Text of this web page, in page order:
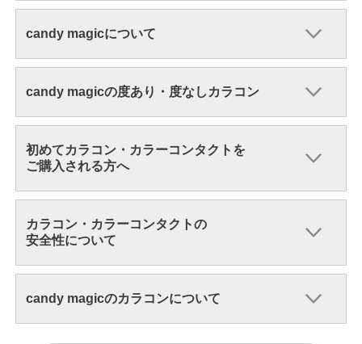
candy magicについて
candy magicの度あり・度なしカラコン
初めてカラコン・カラーコンタクトを
ご購入される方へ
カラコン・カラーコンタクトの
安全性について
candy magicのカラコンについて